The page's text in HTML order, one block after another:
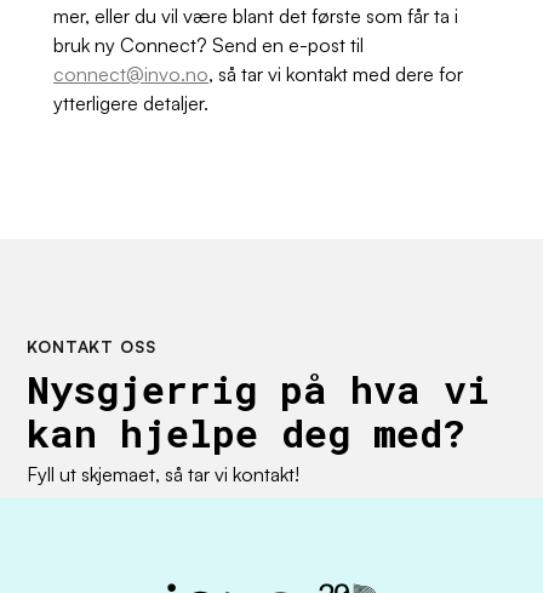
mer, eller du vil være blant det første som får ta i
bruk ny Connect? Send en e-post til
connect@invo.no, så tar vi kontakt med dere for
ytterligere detaljer.
KONTAKT OSS
Nysgjerrig på hva vi
kan hjelpe deg med?
Fyll ut skjemaet, så tar vi kontakt!